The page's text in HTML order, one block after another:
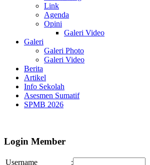
Link
Agenda
Opini
Galeri Video
Galeri
Galeri Photo
Galeri Video
Berita
Artikel
Info Sekolah
Asesmen Sumatif
SPMB 2026
Login Member
Username
: